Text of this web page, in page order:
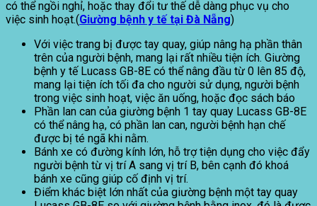
có thể ngồi nghỉ, hoặc thay đổi tư thế dễ dàng phục vụ cho
việc sinh hoạt.(Giường bệnh y tế tại Đà Nẵng)
Với việc trang bị được tay quay, giúp nâng hạ phần thân
trên của người bệnh, mang lại rất nhiều tiện ích. Giường
bệnh y tế Lucass GB-8E có thể nâng đầu từ 0 lên 85 độ,
mang lại tiện ích tối đa cho người sử dụng, người bệnh
trong việc sinh hoạt, việc ăn uống, hoặc đọc sách báo
Phần lan can của giường bệnh 1 tay quay Lucass GB-8E
có thể nâng hạ, có phần lan can, người bệnh hạn chế
được bị té ngã khi nằm.
Bánh xe có đường kính lớn, hỗ trợ tiện dụng cho việc đẩy
người bệnh từ vị trí A sang vị trí B, bên cạnh đó khoá
bánh xe cũng giúp cố định vị trí.
Điểm khác biệt lớn nhất của giường bệnh một tay quay